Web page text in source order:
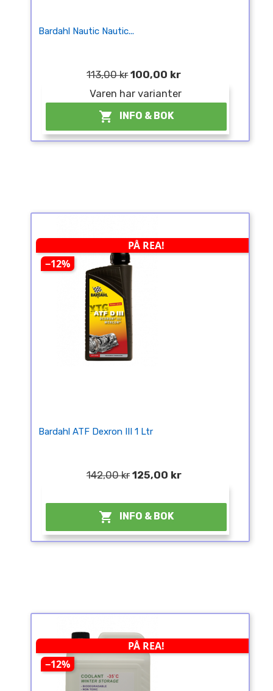
Bardahl Nautic Nautic...
113,00 kr 100,00 kr
Varen har varianter
 INFO & BOK
PÅ REA!
−12%
Bardahl ATF Dexron III 1 Ltr
142,00 kr 125,00 kr
 INFO & BOK
PÅ REA!
−12%